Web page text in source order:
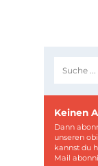
Keinen
Dann
unseren
kannst du
Mail